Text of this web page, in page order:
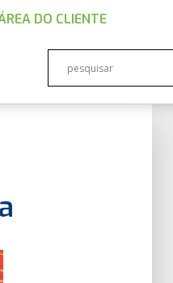
DO CLIENTE